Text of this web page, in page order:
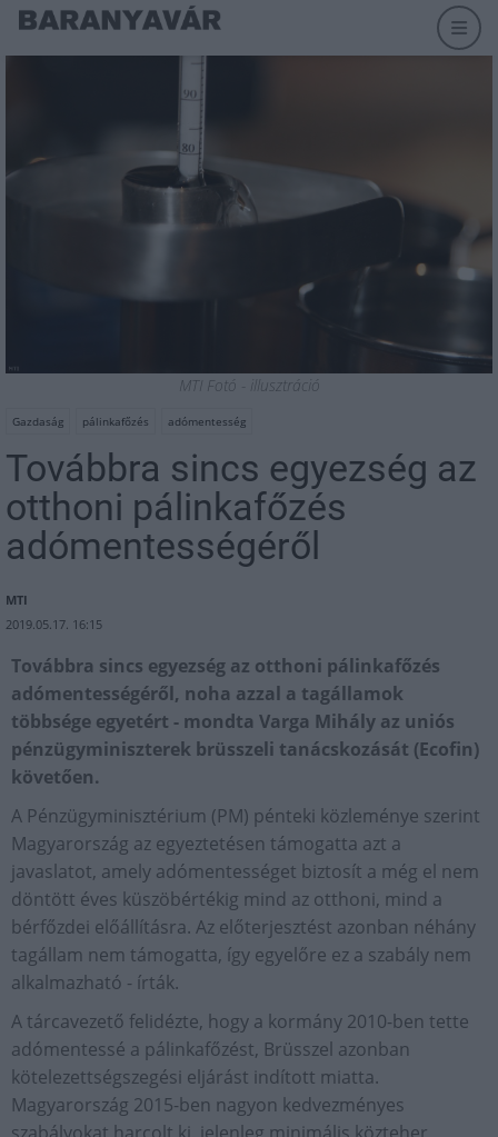
MTI Fotó - illusztráció
Gazdaság pálinkafőzés adómentesség
Továbbra sincs egyezség az
otthoni pálinkafőzés
adómentességéről
MTI
2019.05.17. 16:15
Továbbra sincs egyezség az otthoni pálinkafőzés
adómentességéről, noha azzal a tagállamok
többsége egyetért - mondta Varga Mihály az uniós
pénzügyminiszterek brüsszeli tanácskozását (Ecofin)
követően.
A Pénzügyminisztérium (PM) pénteki közleménye szerint
Magyarország az egyeztetésen támogatta azt a
javaslatot, amely adómentességet biztosít a még el nem
döntött éves küszöbértékig mind az otthoni, mind a
bérfőzdei előállításra. Az előterjesztést azonban néhány
tagállam nem támogatta, így egyelőre ez a szabály nem
alkalmazható - írták.
A tárcavezető felidézte, hogy a kormány 2010-ben tette
adómentessé a pálinkafőzést, Brüsszel azonban
kötelezettségszegési eljárást indított miatta.
Magyarország 2015-ben nagyon kedvezményes